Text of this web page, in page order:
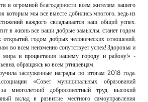
и огромной благодарности всем жителям нашего
которым мы все вместе добились многого, ведь из
каждого складывается наш общий успех.
в жизнь все ваши добрые замыслы, станет годом
годом добрых человеческих отношений,
во всем неизменно сопутствует успех! Здоровья и
мира и процветания нашему городу и району!» -
обращаясь ко всем ртищевцам.
заслуженные награды по итогам 2018 года.
«Совет муниципальных образований
многолетний добросовестный труд, высокий
вклад в развитие местного самоуправления